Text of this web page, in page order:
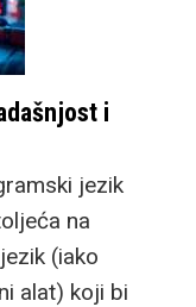
i
jezik
na
(iako
alat) koji bi